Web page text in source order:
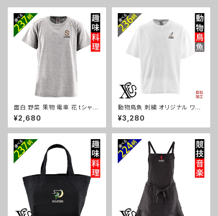
面白 野菜 果物 電車 花 tシャツ
リアル 刺繍 プレゼント 5.6oz
オリジナル 半袖 Tシャツ メンズ
ワンポイント ロゴ おしゃれ 無
m-tst2-g09-s
¥2,680
動物鳥魚 刺繍 オリジナル ワン
ポイント 5.6オンス ビッグシル
エット 半袖 Tシャツ メンズ グッ
ズ 白 ホワイト カットソー 柄 馬
¥3,280